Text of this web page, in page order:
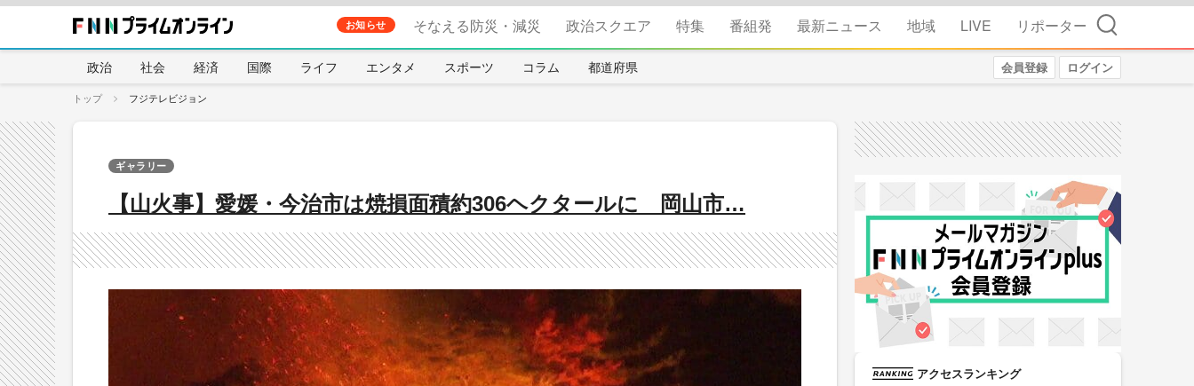
お知らせ そなえる防災・減災 政治スクエア 特集 番組発 最新ニュース 地域 LIVE リポーター 検索
政治 社会 経済 国際 ライフ エンタメ スポーツ コラム 都道府県 会員登録 ログイン
トップ フジテレビジョン
【山火事】愛媛・今治市は焼損面積約306ヘクタールに 岡山市…
ギャラリー
アクセスランキング